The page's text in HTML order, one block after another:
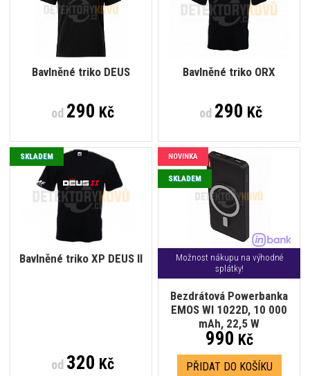
Bavlněné triko DEUS
od290 Kč
Bavlněné triko ORX
od290 Kč
Bavlněné triko XP DEUS II
SKLADEM
od320 Kč
Možnost nákupu na výhodné
splátky!
Bezdrátová Powerbanka
EMOS WI 1022D, 10 000
mAh, 22,5 W
NOVINKA
SKLADEM
990 Kč
PŘIDAT DO KOŠÍKU